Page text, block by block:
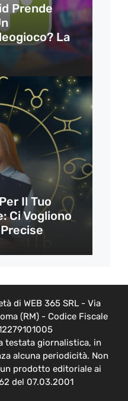
Prende
La
Il Tuo
Ci Vogliono
di WEB 365 SRL - Via
(RM) - Codice Fiscale
testata giornalistica, in
alcuna periodicità. Non
prodotto editoriale ai
del 07.03.2001